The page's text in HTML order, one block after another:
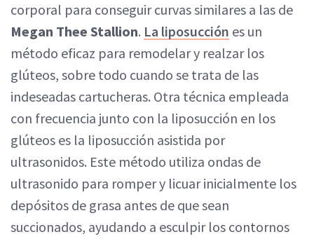
corporal para conseguir curvas similares a las de
Megan Thee Stallion. La liposucción es un
método eficaz para remodelar y realzar los
glúteos, sobre todo cuando se trata de las
indeseadas cartucheras. Otra técnica empleada
con frecuencia junto con la liposucción en los
glúteos es la liposucción asistida por
ultrasonidos. Este método utiliza ondas de
ultrasonido para romper y licuar inicialmente los
depósitos de grasa antes de que sean
succionados, ayudando a esculpir los contornos